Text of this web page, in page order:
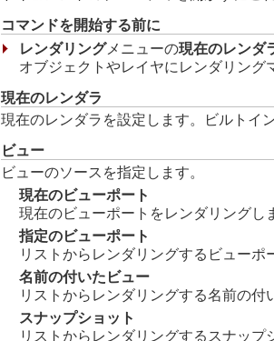
コマンドを開始する前に
レンダリングメニューの現在のレンダ
オブジェクトやレイヤにレンダリング
現在のレンダラ
現在のレンダラを設定します。ビルトイ
ビュー
ビューのソースを指定します。
現在のビューポート
現在のビューポートをレンダリングし
指定のビューポート
リストからレンダリングするビューポ
名前の付いたビュー
リストからレンダリングする名前の付
スナップショット
リストからレンダリングするスナップ